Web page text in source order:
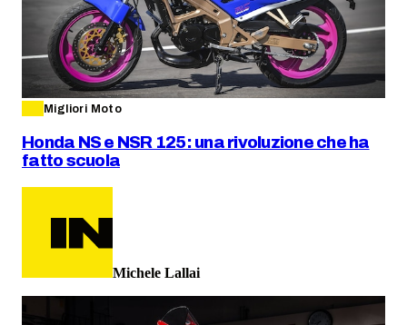
Migliori Moto
Honda NS e NSR 125: una rivoluzione che ha
fatto scuola
Michele Lallai